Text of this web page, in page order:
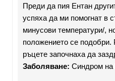
Преди да пия Ентан
успяха да ми помогнат в
минусови температури/,
положението се подобри.
ръцете започнаха да
Заболяване: Синдром на